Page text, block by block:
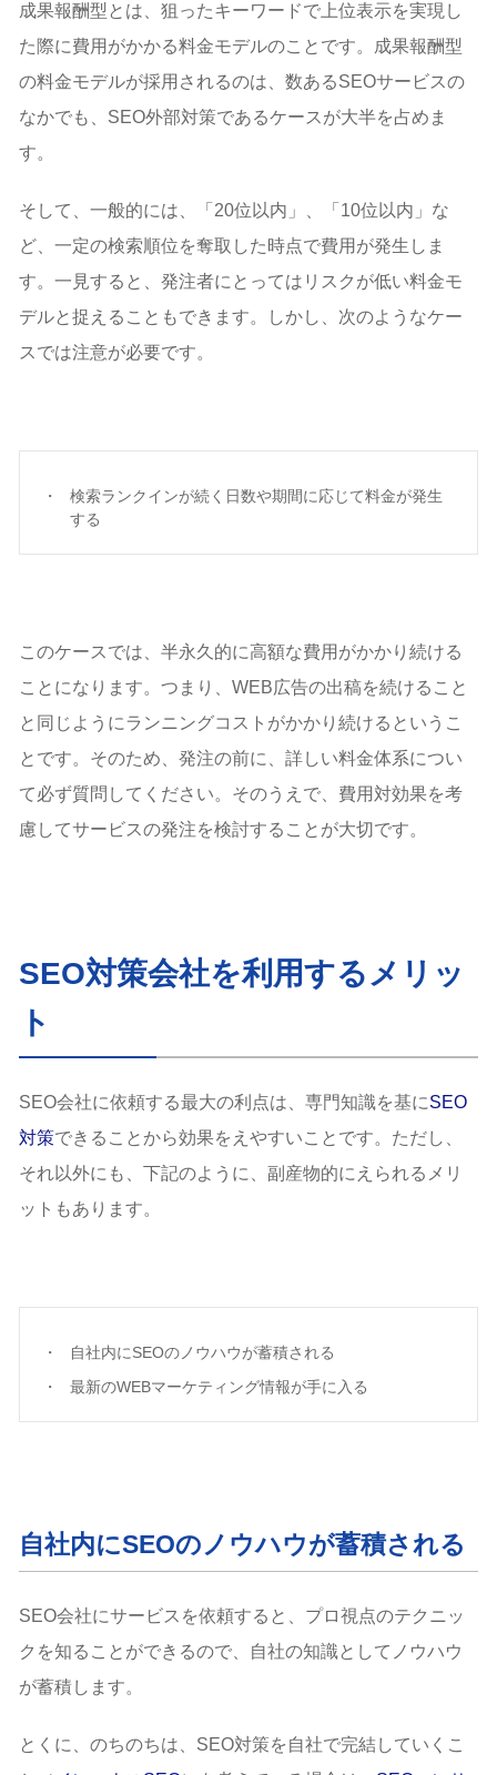
成果報酬型とは、狙ったキーワードで上位表示を実現し
た際に費用がかかる料金モデルのことです。成果報酬型
の料金モデルが採用されるのは、数あるSEOサービスの
なかでも、SEO外部対策であるケースが大半を占めま
す。
そして、一般的には、「20位以内」、「10位以内」な
ど、一定の検索順位を奪取した時点で費用が発生しま
す。一見すると、発注者にとってはリスクが低い料金モ
デルと捉えることもできます。しかし、次のようなケー
スでは注意が必要です。
検索ランクインが続く日数や期間に応じて料金が発生
する
このケースでは、半永久的に高額な費用がかかり続ける
ことになります。つまり、WEB広告の出稿を続けること
と同じようにランニングコストがかかり続けるというこ
とです。そのため、発注の前に、詳しい料金体系につい
て必ず質問してください。そのうえで、費用対効果を考
慮してサービスの発注を検討することが大切です。
SEO対策会社を利用するメリッ
ト
SEO会社に依頼する最大の利点は、専門知識を基にSEO
対策できることから効果をえやすいことです。ただし、
それ以外にも、下記のように、副産物的にえられるメリ
ットもあります。
自社内にSEOのノウハウが蓄積される
最新のWEBマーケティング情報が手に入る
自社内にSEOのノウハウが蓄積される
SEO会社にサービスを依頼すると、プロ視点のテクニッ
クを知ることができるので、自社の知識としてノウハウ
が蓄積します。
とくに、のちのちは、SEO対策を自社で完結していくこ